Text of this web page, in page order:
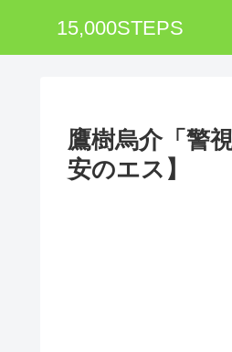
15,000STEPS
鷹樹烏介「警
安のエス】